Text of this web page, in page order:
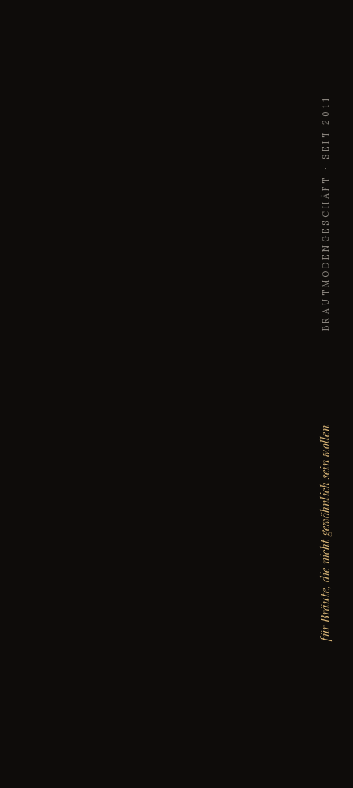
BRAUTMODENGESCHÄFT · SEIT 2011
für Bräute, die nicht gewöhnlich sein wollen